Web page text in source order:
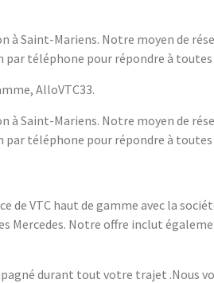
à Saint-Mariens. Notre moyen de
téléphone pour répondre à toutes
AlloVTC33.
à Saint-Mariens. Notre moyen de
téléphone pour répondre à toutes
de VTC haut de gamme avec la
Mercedes. Notre offre inclut
durant tout votre trajet .Nous